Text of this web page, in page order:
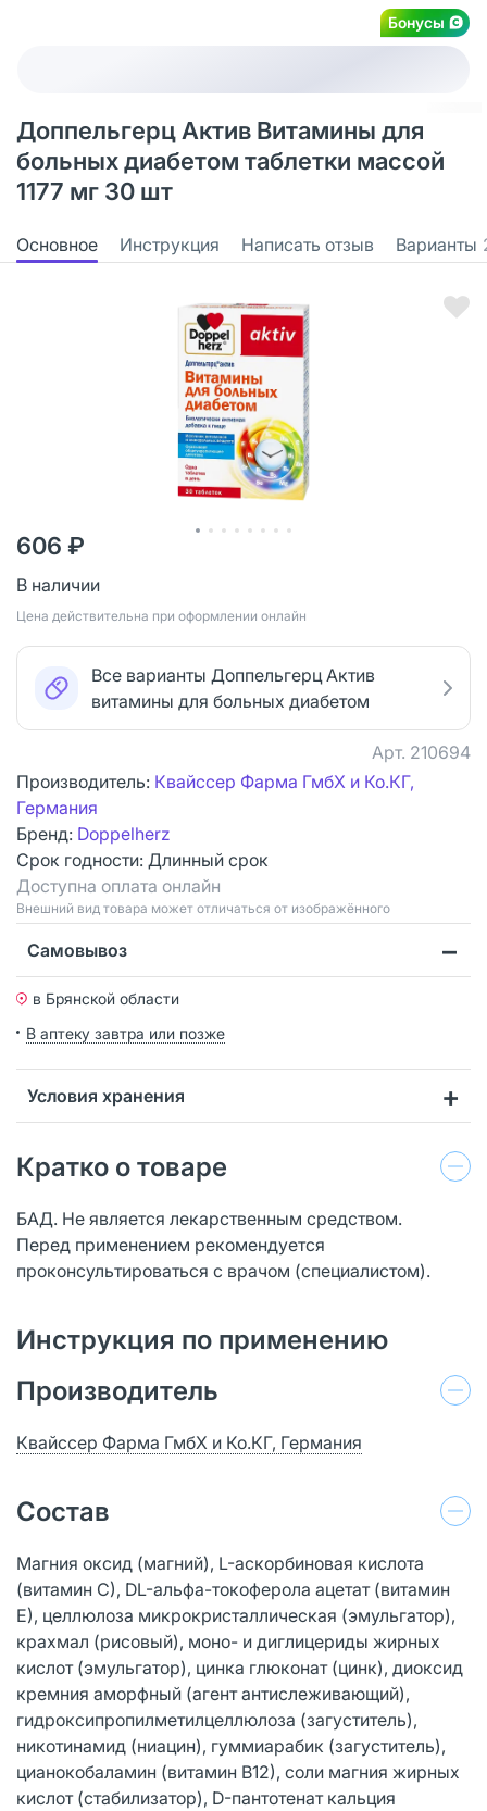
Бонусы
Доппельгерц Актив Витамины для
больных диабетом таблетки массой
1177 мг 30 шт
Основное Инструкция Написать отзыв Варианты
606 ₽
В наличии
Цена действительна при оформлении онлайн
Все варианты Доппельгерц Актив
витамины для больных диабетом
Арт. 210694
Производитель: Квайссер Фарма ГмбХ и Ко.КГ,
Германия
Бренд: Doppelherz
Срок годности: Длинный срок
Доступна оплата онлайн
Bнешний вид товара может отличаться от изображённого
Самовывоз
в Брянской области
В аптеку завтра или позже
Условия хранения
Кратко о товаре
БАД. Не является лекарственным средством.
Перед применением рекомендуется
проконсультироваться с врачом (специалистом).
Инструкция по применению
Производитель
Квайссер Фарма ГмбХ и Ко.КГ, Германия
Состав
Магния оксид (магний), L-аскорбиновая кислота
(витамин С), DL-альфа-токоферола ацетат (витамин
Е), целлюлоза микрокристаллическая (эмульгатор),
крахмал (рисовый), моно- и диглицериды жирных
кислот (эмульгатор), цинка глюконат (цинк), диоксид
кремния аморфный (агент антислеживающий),
гидроксипропилметилцеллюлоза (загуститель),
никотинамид (ниацин), гуммиарабик (загуститель),
цианокобаламин (витамин В12), соли магния жирных
кислот (стабилизатор), D-пантотенат кальция